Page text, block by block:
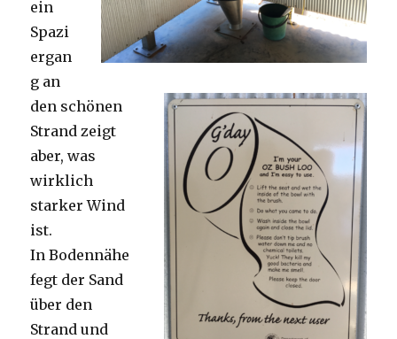
ein
Spazi
ergan
g an
den schönen
Strand zeigt
aber, was
wirklich
starker Wind
ist.
In Bodennähe
fegt der Sand
über den
Strand und